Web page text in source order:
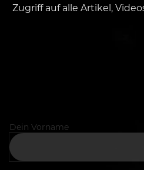
Zugriff auf alle Artikel,
Dein Vorname